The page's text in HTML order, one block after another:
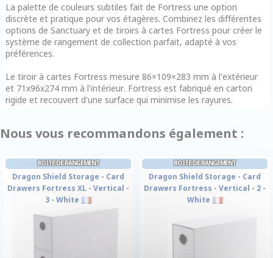
La palette de couleurs subtiles fait de Fortress une option
discrète et pratique pour vos étagères. Combinez les différentes
options de Sanctuary et de tiroirs à cartes Fortress pour créer le
système de rangement de collection parfait, adapté à vos
préférences.
Le tiroir à cartes Fortress mesure 86×109×283 mm à l'extérieur
et 71x96x274 mm à l'intérieur. Fortress est fabriqué en carton
rigide et recouvert d'une surface qui minimise les rayures.
Nous vous recommandons également :
BOITE DE RANGEMENT
Dragon Shield Storage - Card
Drawers Fortress XL - Vertical -
3 - White
BOITE DE RANGEMENT
Dragon Shield Storage - Card
Drawers Fortress - Vertical - 2 -
White